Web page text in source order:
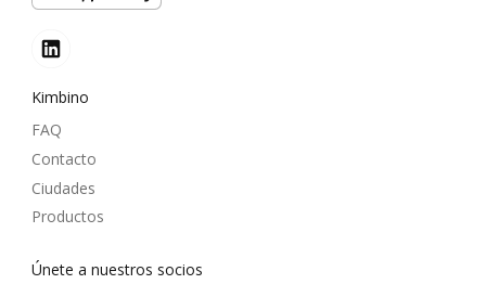
Kimbino
FAQ
Contacto
Ciudades
Productos
Únete a nuestros socios